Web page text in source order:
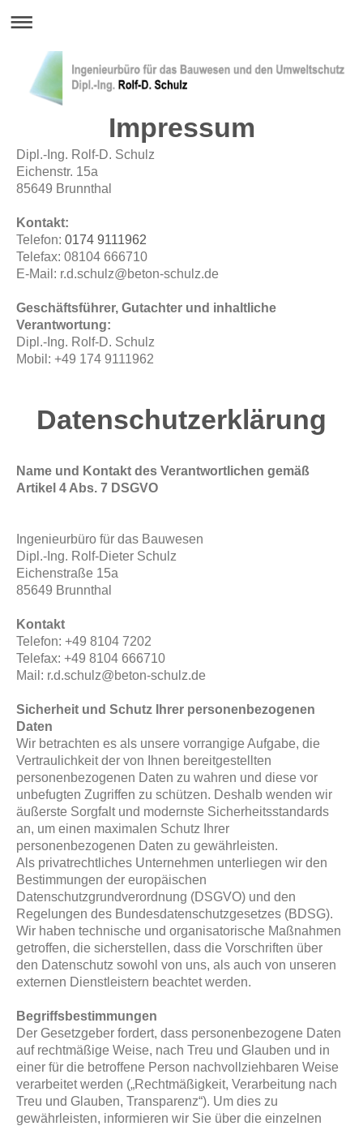
Impressum
Dipl.-Ing. Rolf-D. Schulz
Eichenstr. 15a
85649 Brunnthal
Kontakt:
Telefon: 0174 9111962
Telefax: 08104 666710
E-Mail: r.d.schulz@beton-schulz.de
Geschäftsführer, Gutachter und inhaltliche
Verantwortung:
Dipl.-Ing. Rolf-D. Schulz
Mobil: +49 174 9111962
Datenschutzerklärung
Name und Kontakt des Verantwortlichen gemäß
Artikel 4 Abs. 7 DSGVO
Ingenieurbüro für das Bauwesen
Dipl.-Ing. Rolf-Dieter Schulz
Eichenstraße 15a
85649 Brunnthal
Kontakt
Telefon: +49 8104 7202
Telefax: +49 8104 666710
Mail: r.d.schulz@beton-schulz.de
Sicherheit und Schutz Ihrer personenbezogenen
Daten
Wir betrachten es als unsere vorrangige Aufgabe, die
Vertraulichkeit der von Ihnen bereitgestellten
personenbezogenen Daten zu wahren und diese vor
unbefugten Zugriffen zu schützen. Deshalb wenden wir
äußerste Sorgfalt und modernste Sicherheitsstandards
an, um einen maximalen Schutz Ihrer
personenbezogenen Daten zu gewährleisten.
Als privatrechtliches Unternehmen unterliegen wir den
Bestimmungen der europäischen
Datenschutzgrundverordnung (DSGVO) und den
Regelungen des Bundesdatenschutzgesetzes (BDSG).
Wir haben technische und organisatorische Maßnahmen
getroffen, die sicherstellen, dass die Vorschriften über
den Datenschutz sowohl von uns, als auch von unseren
externen Dienstleistern beachtet werden.
Begriffsbestimmungen
Der Gesetzgeber fordert, dass personenbezogene Daten
auf rechtmäßige Weise, nach Treu und Glauben und in
einer für die betroffene Person nachvollziehbaren Weise
verarbeitet werden („Rechtmäßigkeit, Verarbeitung nach
Treu und Glauben, Transparenz“). Um dies zu
gewährleisten, informieren wir Sie über die einzelnen